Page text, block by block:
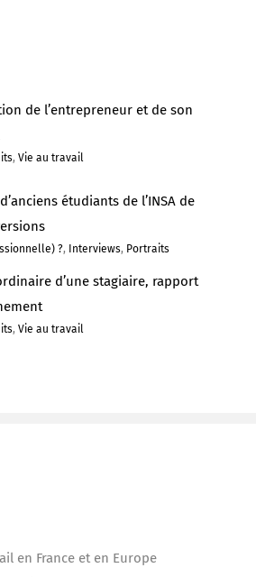
de l’entrepreneur et de son
,Vie au travail
étudiants de l’INSA de
?, Interviews, Portraits
d’une stagiaire, rapport
,Vie au travail
en France et en Europe